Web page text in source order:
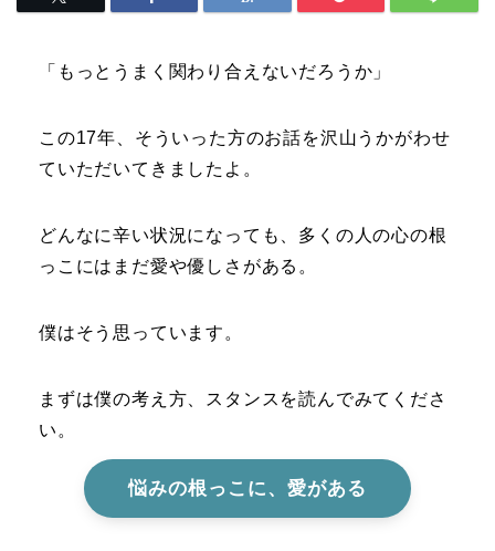
「もっとうまく関わり合えないだろうか」
この17年、そういった方のお話を沢山うかがわせ
ていただいてきましたよ。
どんなに辛い状況になっても、多くの人の心の根
っこにはまだ愛や優しさがある。
僕はそう思っています。
まずは僕の考え方、スタンスを読んでみてくださ
い。
悩みの根っこに、愛がある